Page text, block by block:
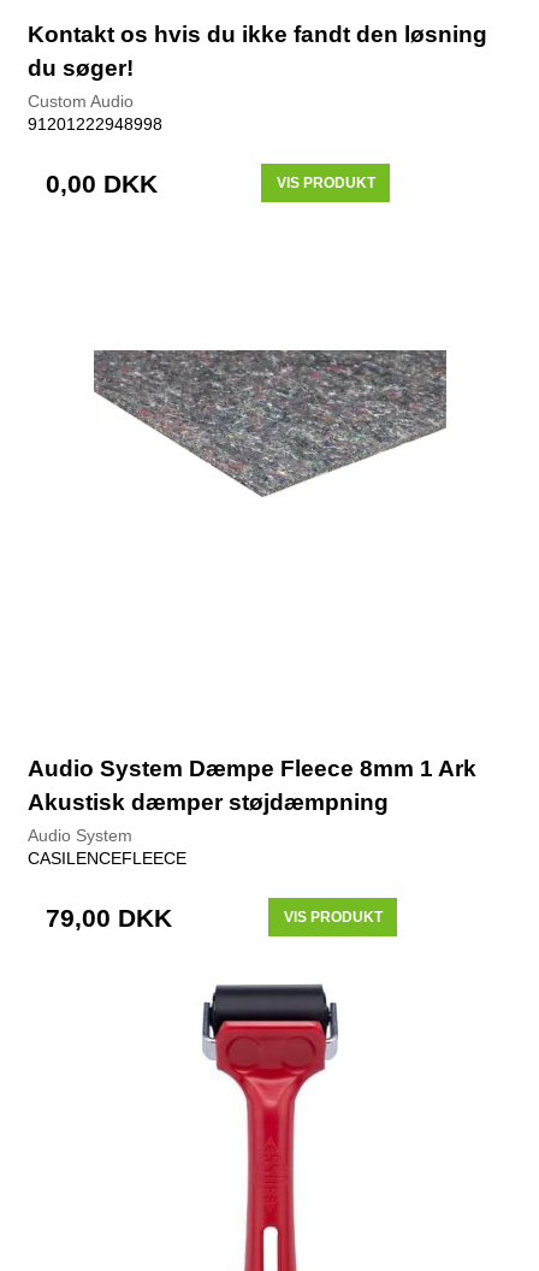
Kontakt os hvis du ikke fandt den løsning
du søger!
Custom Audio
91201222948998
0,00 DKK VIS PRODUKT
Audio System Dæmpe Fleece 8mm 1 Ark
Akustisk dæmper støjdæmpning
Audio System
CASILENCEFLEECE
79,00 DKK VIS PRODUKT